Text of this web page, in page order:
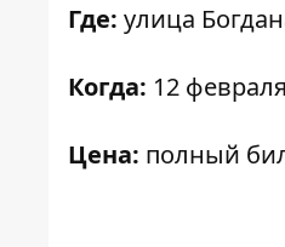
Где: улица
Когда: 12
Цена: полный